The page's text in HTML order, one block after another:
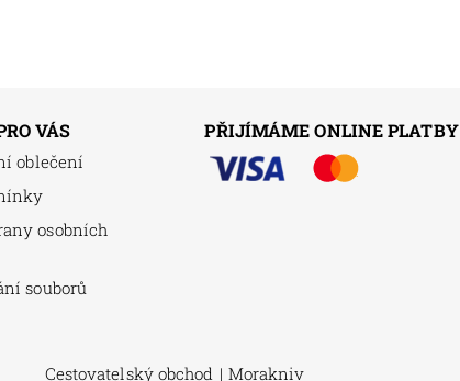
VÁS
oblečení
osobních
souborů
PŘIJÍMÁME ONLINE PLATBY
Cestovatelský obchod | Morakniv